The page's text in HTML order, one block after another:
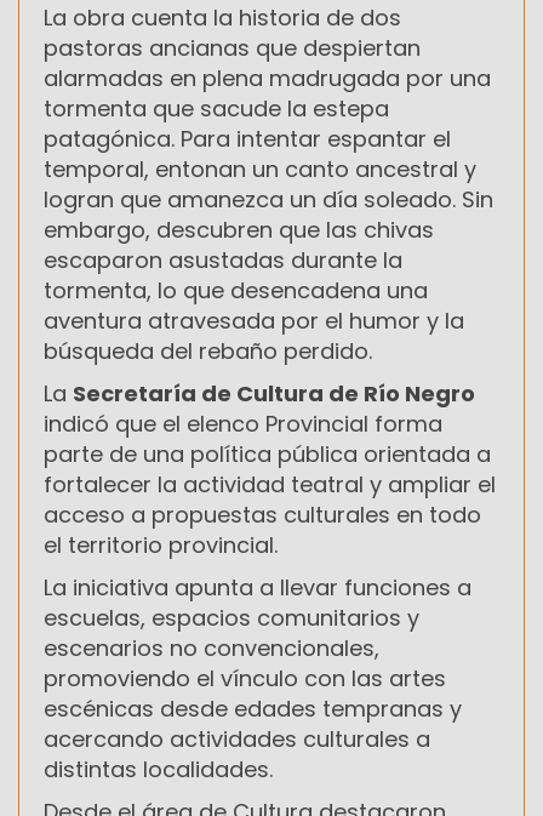
La obra cuenta la historia de dos
pastoras ancianas que despiertan
alarmadas en plena madrugada por una
tormenta que sacude la estepa
patagónica. Para intentar espantar el
temporal, entonan un canto ancestral y
logran que amanezca un día soleado. Sin
embargo, descubren que las chivas
escaparon asustadas durante la
tormenta, lo que desencadena una
aventura atravesada por el humor y la
búsqueda del rebaño perdido.
La Secretaría de Cultura de Río Negro
indicó que el elenco Provincial forma
parte de una política pública orientada a
fortalecer la actividad teatral y ampliar el
acceso a propuestas culturales en todo
el territorio provincial.
La iniciativa apunta a llevar funciones a
escuelas, espacios comunitarios y
escenarios no convencionales,
promoviendo el vínculo con las artes
escénicas desde edades tempranas y
acercando actividades culturales a
distintas localidades.